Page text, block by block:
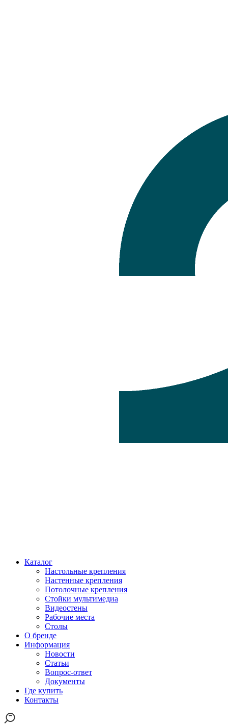
Каталог
Настольные крепления
Настенные крепления
Потолочные крепления
Стойки мультимедиа
Видеостены
Рабочие места
Столы
О бренде
Информация
Новости
Статьи
Вопрос-ответ
Документы
Где купить
Контакты